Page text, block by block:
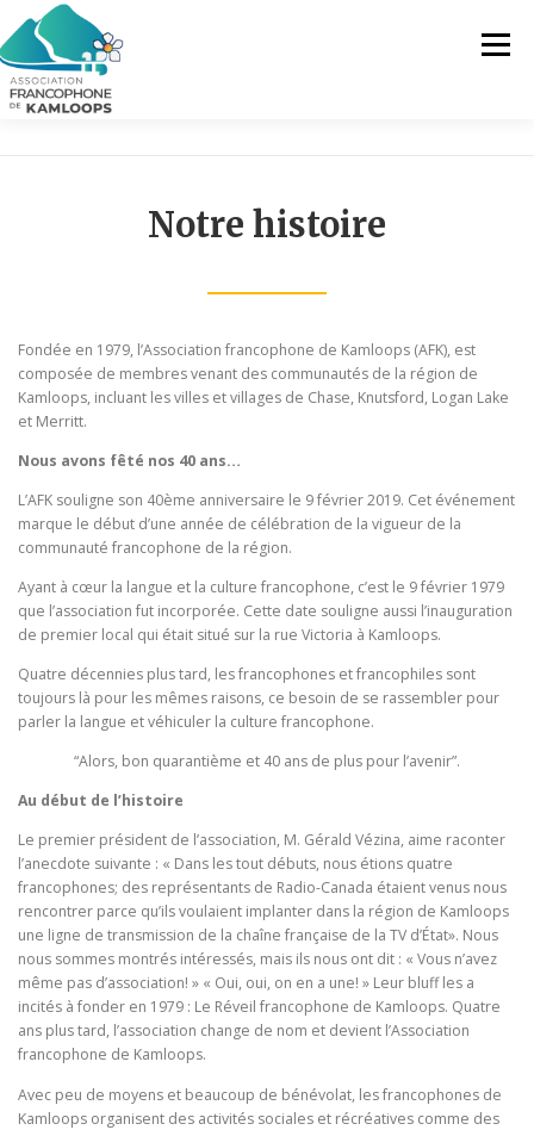
to
content
Menu
CONTACTEZ-NOUS FR
Notre histoire
Fondée en 1979, l’Association francophone de Kamloops (AFK), est
composée de membres venant des communautés de la région de
Kamloops, incluant les villes et villages de Chase, Knutsford, Logan Lake
et Merritt.
Nous avons fêté nos 40 ans…
L’AFK souligne son 40ème anniversaire le 9 février 2019. Cet événement
marque le début d’une année de célébration de la vigueur de la
communauté francophone de la région.
Ayant à cœur la langue et la culture francophone, c’est le 9 février 1979
que l’association fut incorporée. Cette date souligne aussi l’inauguration
de premier local qui était situé sur la rue Victoria à Kamloops.
Quatre décennies plus tard, les francophones et francophiles sont
toujours là pour les mêmes raisons, ce besoin de se rassembler pour
parler la langue et véhiculer la culture francophone.
“Alors, bon quarantième et 40 ans de plus pour l’avenir”.
Au début de l’histoire
Le premier président de l’association, M. Gérald Vézina, aime raconter
l’anecdote suivante : « Dans les tout débuts, nous étions quatre
francophones; des représentants de Radio-Canada étaient venus nous
rencontrer parce qu’ils voulaient implanter dans la région de Kamloops
une ligne de transmission de la chaîne française de la TV d’État». Nous
nous sommes montrés intéressés, mais ils nous ont dit : « Vous n’avez
même pas d’association! » « Oui, oui, on en a une! » Leur bluff les a
incités à fonder en 1979 : Le Réveil francophone de Kamloops. Quatre
ans plus tard, l’association change de nom et devient l’Association
francophone de Kamloops.
Avec peu de moyens et beaucoup de bénévolat, les francophones de
Kamloops organisent des activités sociales et récréatives comme des